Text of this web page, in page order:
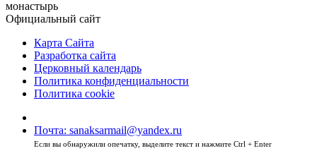
монастырь
Официальный сайт
Карта Сайта
Разработка сайта
Церковный календарь
Политика конфиденциальности
Политика cookie
Почта: sanaksarmail@yandex.ru
Если вы обнаружили опечатку, выделите текст и нажмите Ctrl + Enter